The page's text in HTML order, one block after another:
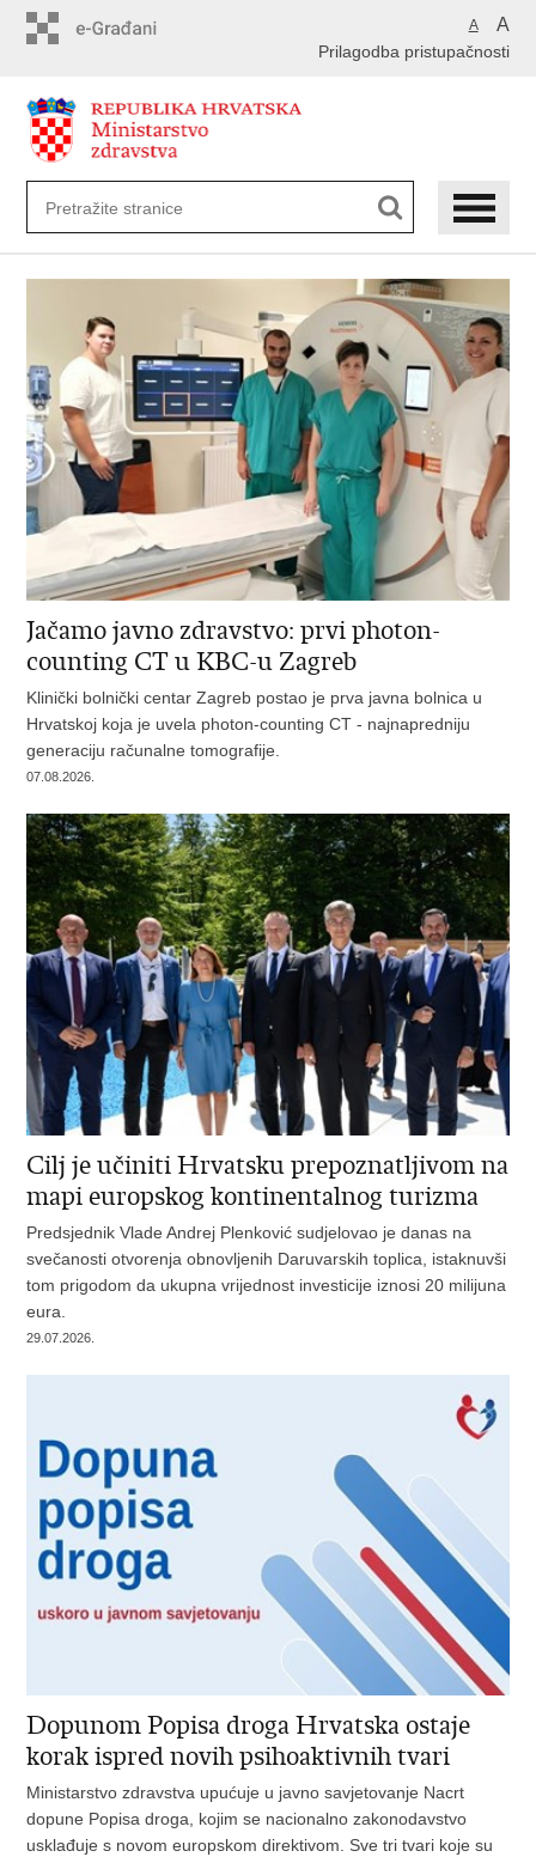
A A
Prilagodba pristupačnosti
Jačamo javno zdravstvo: prvi photon-
counting CT u KBC-u Zagreb
Klinički bolnički centar Zagreb postao je prva javna bolnica u
Hrvatskoj koja je uvela photon-counting CT - najnapredniju
generaciju računalne tomografije.
07.08.2026.
Cilj je učiniti Hrvatsku prepoznatljivom na
mapi europskog kontinentalnog turizma
Predsjednik Vlade Andrej Plenković sudjelovao je danas na
svečanosti otvorenja obnovljenih Daruvarskih toplica, istaknuvši
tom prigodom da ukupna vrijednost investicije iznosi 20 milijuna
eura.
29.07.2026.
Dopunom Popisa droga Hrvatska ostaje
korak ispred novih psihoaktivnih tvari
Ministarstvo zdravstva upućuje u javno savjetovanje Nacrt
dopune Popisa droga, kojim se nacionalno zakonodavstvo
usklađuje s novom europskom direktivom. Sve tri tvari koje su